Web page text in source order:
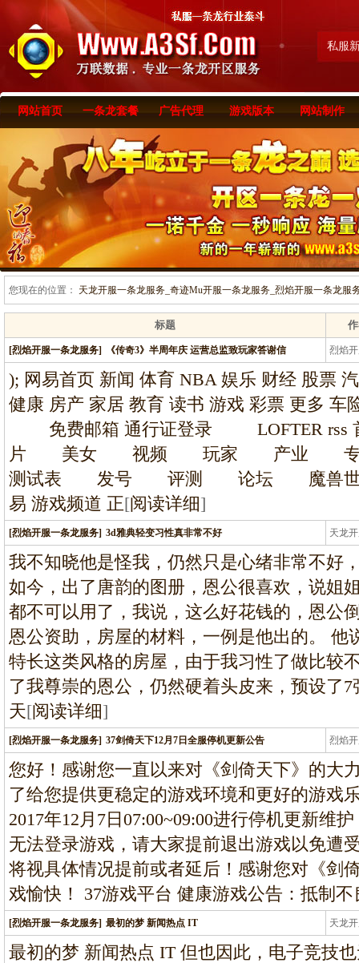
私服
网站首页 一条龙套餐 广告代理 游戏版本 网站制作
您现在的位置： 天龙开服一条龙服务_奇迹Mu开服一条龙服务_烈焰开服一条龙服
标题
[烈焰开服一条龙服务] 《传奇3》半周年庆 运营总监致玩家答谢信 烈焰
龙
); 网易首页 新闻 体育 NBA 娱乐 财经 股票
健康 房产 家居 教育 读书 游戏 彩票 更多 车
免费邮箱 通行证登录 LOFTER
片 美女 视频 玩家 产业
测试表 发号 评测 论坛 魔兽世
易 游戏频道 正[阅读详细]
[烈焰开服一条龙服务] 3d雅典轻变习性真非常不好 天龙
我不知晓他是怪我，仍然只是心绪非常不好
如今，出了唐韵的图册，恩公很喜欢，说姐
都不可以用了，我说，这么好花钱的，恩公
恩公资助，房屋的材料，一例是他出的。 他
特长这类风格的房屋，由于我习性了做比较
了我尊崇的恩公，仍然硬着头皮来，预设了
天[阅读详细]
[烈焰开服一条龙服务] 37剑倚天下12月7日全服停机更新公告 烈焰
龙
您好！感谢您一直以来对《剑倚天下》的大
了给您提供更稳定的游戏环境和更好的游戏
2017年12月7日07:00~09:00进行停机更新维
无法登录游戏，请大家提前退出游戏以免遭
将视具体情况提前或者延后！感谢您对《剑
戏愉快！ 37游戏平台 健康游戏公告：抵制不
[烈焰开服一条龙服务] 最初的梦 新闻热点 IT 天龙
龙
最初的梦 新闻热点 IT 但也因此，电子竞技